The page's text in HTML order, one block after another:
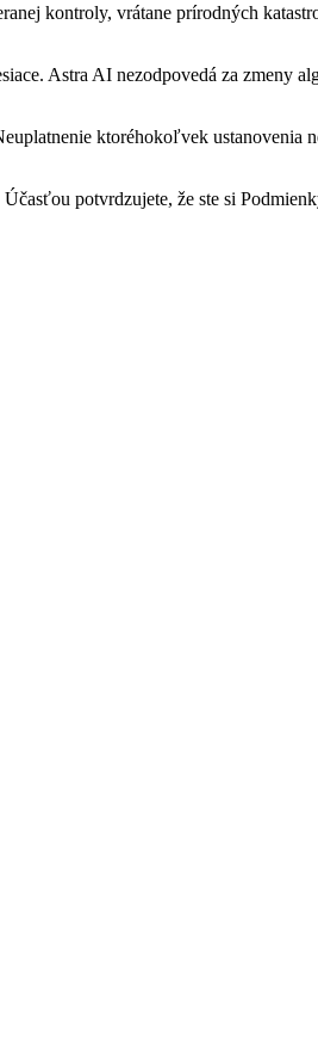
kontroly, vrátane prírodných
Astra AI nezodpovedá za zmeny
ktoréhokoľvek ustanovenia
potvrdzujete, že ste si